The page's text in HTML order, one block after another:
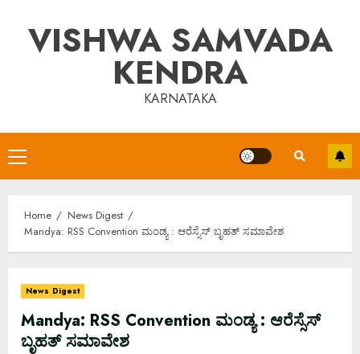
contentVISHWA SAMVADA
KENDRA
KARNATAKA
Primary
Menu
Home
News Digest
Mandya: RSS Convention ಮಂಡ್ಯ : ಆರೆಸ್ಸೆಸ್ ಬೃಹತ್ ಸಮಾವೇಶ
News Digest
Mandya: RSS Convention ಮಂಡ್ಯ : ಆರೆಸ್ಸೆಸ್
ಬೃಹತ್ ಸಮಾವೇಶ